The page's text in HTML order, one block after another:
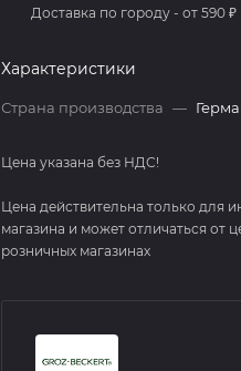
Доставка по городу - от 590 ₽
Характеристики
Страна производства —
Цена указана без НДС!
Цена действительна только для
магазина и может отличаться от
розничных магазинах